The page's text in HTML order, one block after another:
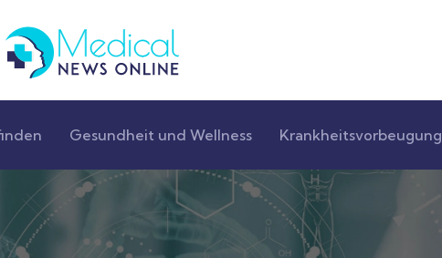
Gesundheit und Wellness Krankheitsvorbeugung